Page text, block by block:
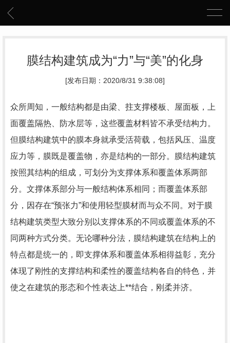
膜结构建筑成为“力”与“美”的化身
[发布日期：2020/8/31 9:38:08]
众所周知，一般结构都是由梁、拄支撑楼板、屋面板，上
面覆盖隔热、防水层等，这些覆盖材料皆不承受结构力。
但膜结构建筑中的膜本身就承受活荷载，包括风压、温度
应力等，膜既是覆盖物，亦是结构的一部分。膜结构建筑
按照其结构的组成，可划分为支撑体系和覆盖体系两部
分。文撑体系部分与一般结构体系相同；而覆盖体系部
分，因存在“预张力”和使用轻型膜材而与众不同。对于膜
结构建筑类型大致分别以支撑体系的不同或覆盖体系的不
同两种方式分类。无论哪种分法，膜结构建筑在结构上的
特点都是统一的，即支撑体系和覆盖体系相得益彰，充分
体现了刚性的支撑结构和柔性的覆盖结构各自的特色，并
使之在建筑的形态和个性表达上**结合，刚柔并济。